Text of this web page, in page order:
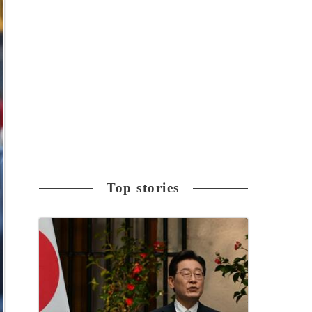
Top stories